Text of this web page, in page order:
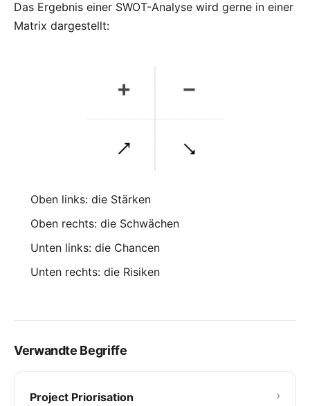
Das Ergebnis einer SWOT-Analyse wird gerne in einer
Matrix dargestellt:
Oben links: die Stärken
Oben rechts: die Schwächen
Unten links: die Chancen
Unten rechts: die Risiken
Verwandte Begriffe
Project Priorisation ›